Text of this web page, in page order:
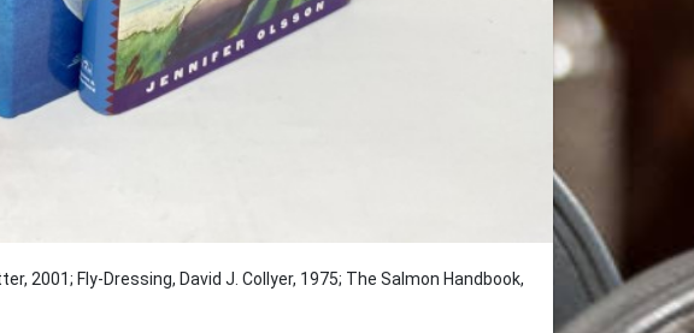
2001; Fly-Dressing, David J. Collyer, 1975; The Salmon Handbook,